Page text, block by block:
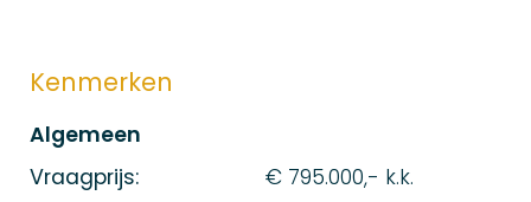
Kenmerken
Algemeen
Vraagprijs:
€ 795.000,- k.k.